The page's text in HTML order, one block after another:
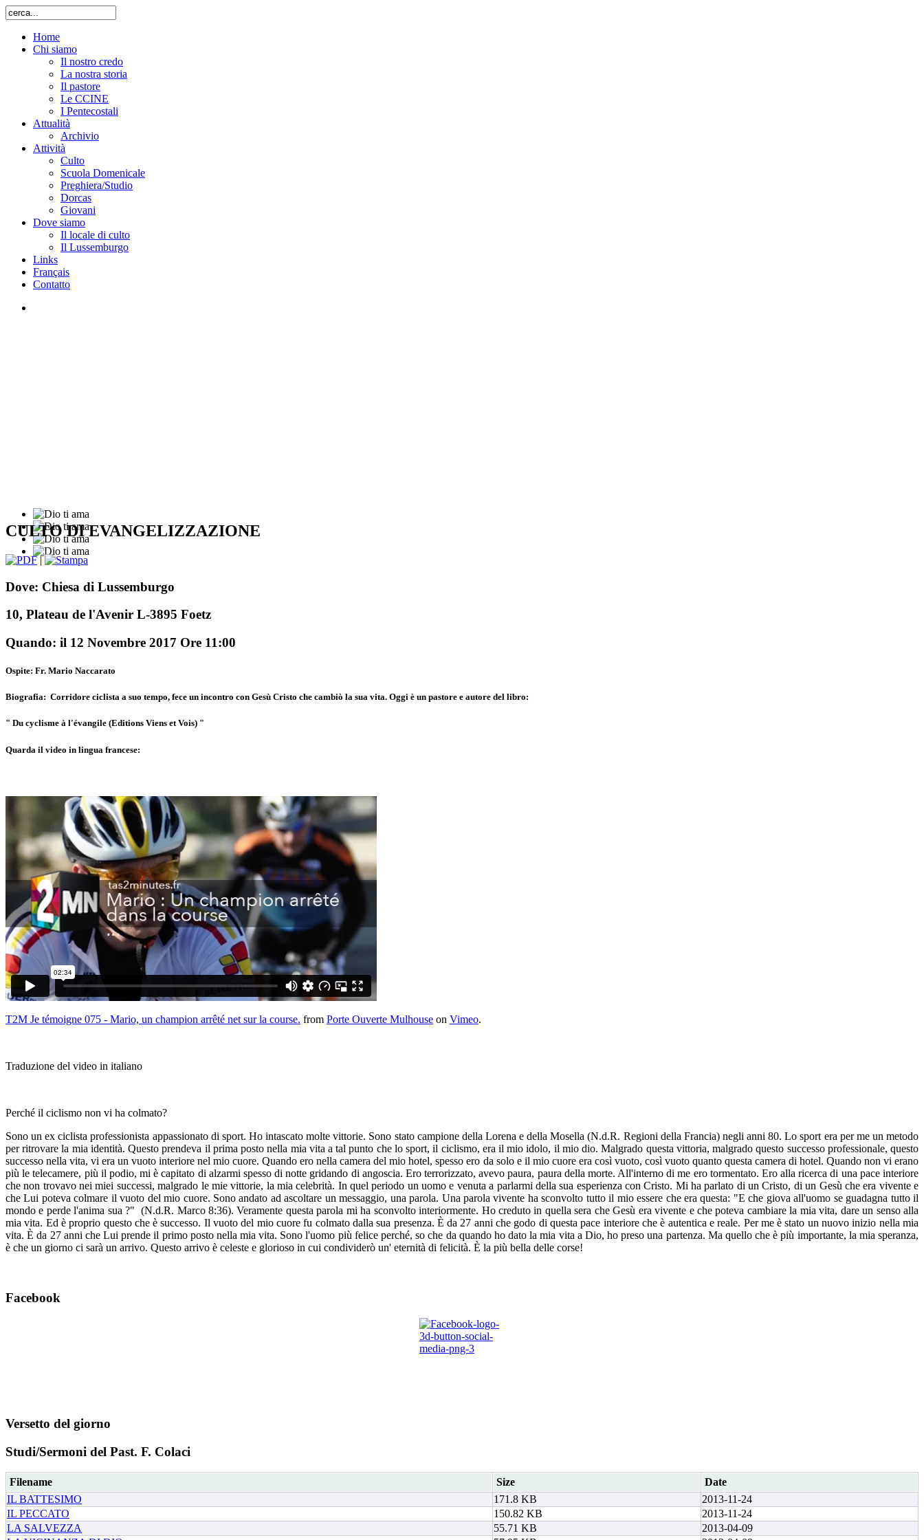
Home
Chi siamo
Il nostro credo
La nostra storia
Il pastore
Le CCINE
I Pentecostali
Attualità
Archivio
Attività
Culto
Scuola Domenicale
Preghiera/Studio
Dorcas
Giovani
Dove siamo
Il locale di culto
Il Lussemburgo
Links
Français
Contatto
CULTO DI EVANGELIZZAZIONE
|
Dove: Chiesa di Lussemburgo
10, Plateau de l'Avenir L-3895 Foetz
Quando: il 12 Novembre 2017 Ore 11:00
Ospite: Fr. Mario Naccarato
Biografia: Corridore ciclista a suo tempo, fece un incontro con Gesù Cristo che cambiò la sua vita. Oggi è un pastore e autore del libro:
" Du cyclisme à l'évangile (Editions Viens et Vois) "
Quarda il video in lingua francese:
T2M Je témoigne 075 - Mario, un champion arrêté net sur la course. from Porte Ouverte Mulhouse on Vimeo.
Traduzione del video in italiano
Perché il ciclismo non vi ha colmato?
Sono un ex ciclista professionista appassionato di sport. Ho intascato molte vittorie. Sono stato campione della Lorena e della Mosella (N.d.R. Regioni della Francia) negli anni 80. Lo sport era per me un metodo
per ritrovare la mia identità. Questo prendeva il prima posto nella mia vita a tal punto che lo sport, il ciclismo, era il mio idolo, il mio dio. Malgrado questa vittoria, malgrado questo successo professionale, questo
successo nella vita, vi era un vuoto interiore nel mio cuore. Quando ero nella camera del mio hotel, spesso ero da solo e il mio cuore era così vuoto, così vuoto quanto questa camera di hotel. Quando non vi erano
più le telecamere, più il podio, mi è capitato di alzarmi spesso di notte gridando di angoscia. Ero terrorizzato, avevo paura, paura della morte. All'interno di me ero tormentato. Ero alla ricerca di una pace interiore
che non trovavo nei miei successi, malgrado le mie vittorie, la mia celebrità. In quel periodo un uomo e venuta a parlarmi della sua esperienza con Cristo. Mi ha parlato di un Cristo, di un Gesù che era vivente e
che Lui poteva colmare il vuoto del mio cuore. Sono andato ad ascoltare un messaggio, una parola. Una parola vivente ha sconvolto tutto il mio essere che era questa: "E che giova all'uomo se guadagna tutto il
mondo e perde l'anima sua ?" (N.d.R. Marco 8:36). Veramente questa parola mi ha sconvolto interiormente. Ho creduto in quella sera che Gesù era vivente e che poteva cambiare la mia vita, dare un senso alla
mia vita. Ed è proprio questo che è successo. Il vuoto del mio cuore fu colmato dalla sua presenza. È da 27 anni che godo di questa pace interiore che è autentica e reale. Per me è stato un nuovo inizio nella mia
vita. È da 27 anni che Lui prende il primo posto nella mia vita. Sono l'uomo più felice perché, so che da quando ho dato la mia vita a Dio, ho preso una partenza. Ma quello che è più importante, la mia speranza,
è che un giorno ci sarà un arrivo. Questo arrivo è celeste e glorioso in cui condividerò un' eternità di felicità. È la più bella delle corse!
Facebook
Versetto del giorno
Studi/Sermoni del Past. F. Colaci
Filename Size
Date
IL BATTESIMO
171.8 KB
2013-11-24
IL PECCATO
150.82 KB
2013-11-24
LA SALVEZZA
55.71 KB
2013-04-09